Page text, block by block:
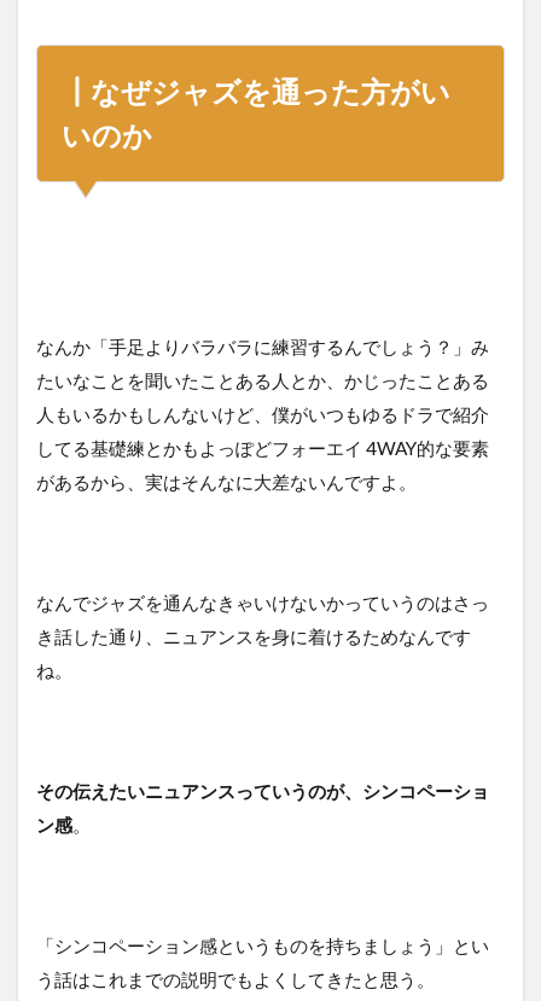
┃なぜジャズを通った方がい
いのか
なんか「手足よりバラバラに練習するんでしょう？」み
たいなことを聞いたことある人とか、かじったことある
人もいるかもしんないけど、僕がいつもゆるドラで紹介
してる基礎練とかもよっぽどフォーエイ 4WAY的な要素
があるから、実はそんなに大差ないんですよ。
なんでジャズを通んなきゃいけないかっていうのはさっ
き話した通り、ニュアンスを身に着けるためなんです
ね。
その伝えたいニュアンスっていうのが、シンコペーショ
ン感。
「シンコペーション感というものを持ちましょう」とい
う話はこれまでの説明でもよくしてきたと思う。